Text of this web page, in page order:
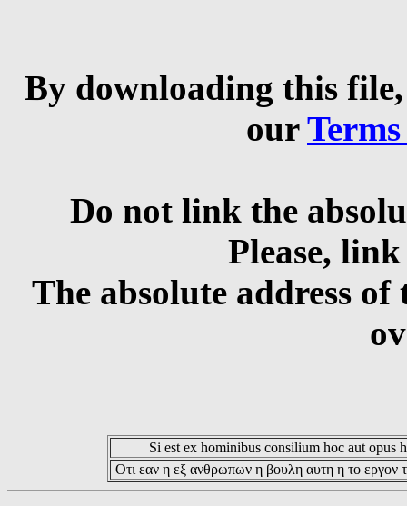
By downloading this
our
Do not link the
Please,
The absolute address
Si est ex hominibus consilium hoc aut opus
Οτι εαν η εξ ανθρωπων η βουλη αυτη η το εργον